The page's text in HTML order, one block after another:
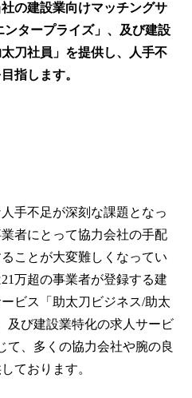
の建設業向けマッチングサ
タープライズ」、及び建設
刀社員」を提供し、人手不
指します。
手不足が深刻な課題となっ
者にとって協力会社の手配
ことが大変難しくなってい
万超の事業者が登録する建
ビス「助太刀ビジネス/助太
及び建設業特化の求人サービ
、多くの協力会社や腕の良
ております。